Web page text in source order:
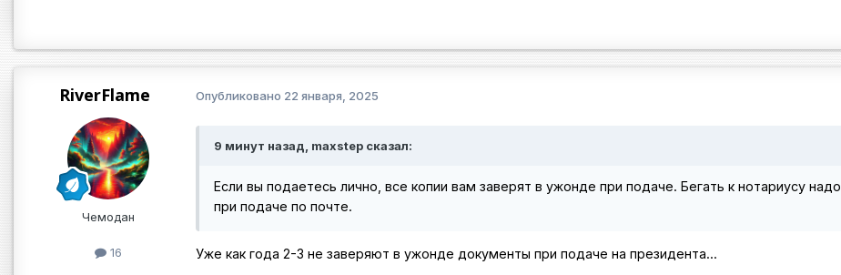
RiverFlame
Чемодан
16
Опубликовано 22 января, 2025
9 минут назад, maxstep сказал:
Если вы подаетесь лично, все копии вам заверят в ужонде при подаче. Бегать к нотариусу надо
при подаче по почте.
Уже как года 2-3 не заверяют в ужонде документы при подаче на президента...